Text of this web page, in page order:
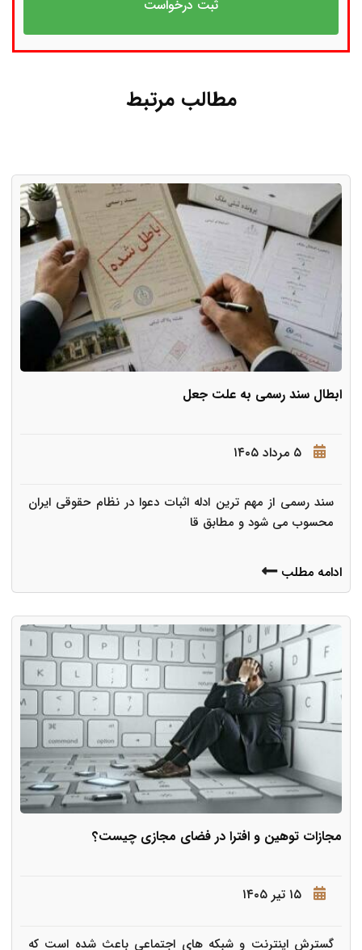
مطالب مرتبط
ابطال سند رسمی به علت جعل
۵ مرداد ۱۴۰۵
سند رسمی از مهم ترین ادله اثبات دعوا در نظام حقوقی ایران
محسوب می شود و مطابق قا
ادامه مطلب
مجازات توهین و افترا در فضای مجازی چیست؟
۱۵ تیر ۱۴۰۵
گسترش اینترنت و شبکه های اجتماعی باعث شده است که